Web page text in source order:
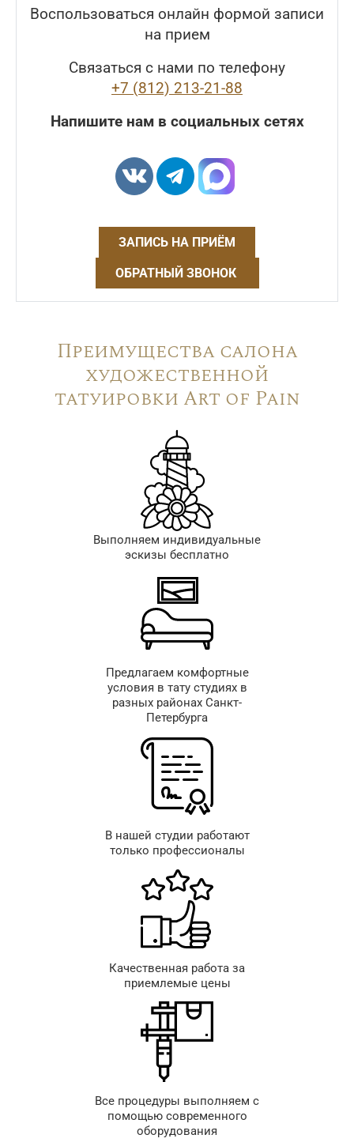
Воспользоваться онлайн формой записи
на прием
Связаться с нами по телефону
+7 (812) 213-21-88
Напишите нам в социальных сетях
ЗАПИСЬ НА ПРИЁМ
ОБРАТНЫЙ ЗВОНОК
Преимущества салона
художественной
татуировки Art of Pain
Выполняем индивидуальные
эскизы бесплатно
Предлагаем комфортные
условия в тату студиях в
разных районах Санкт-
Петербурга
В нашей студии работают
только профессионалы
Качественная работа за
приемлемые цены
Все процедуры выполняем с
помощью современного
оборудования